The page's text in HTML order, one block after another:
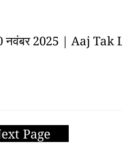
नवंबर 2025 | Aaj Tak
Page